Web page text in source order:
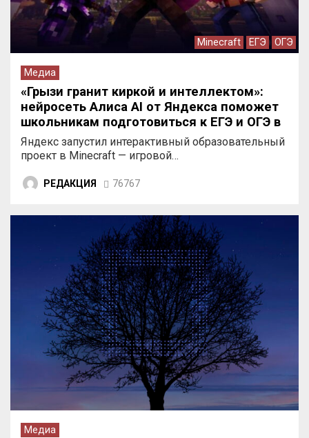
Minecraft ЕГЭ ОГЭ
Медиа
«Грызи гранит киркой и интеллектом»:
нейросеть Алиса AI от Яндекса поможет
школьникам подготовиться к ЕГЭ и ОГЭ в
Minecraft
Яндекс запустил интерактивный образовательный
проект в Minecraft — игровой…
РЕДАКЦИЯ 76767
Медиа